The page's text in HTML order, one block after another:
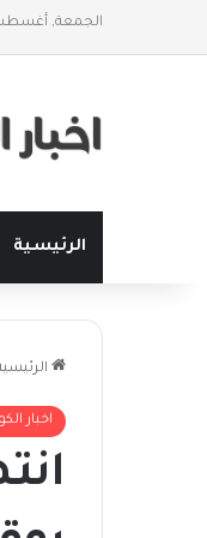
الجمعة, أغسطس 7
الرئيسية
اخبار